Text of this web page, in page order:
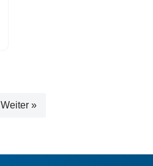
Weiter »